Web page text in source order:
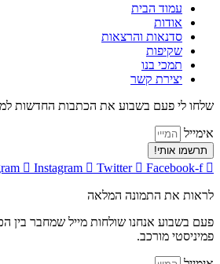
עמוד הבית
אודות
סדנאות והרצאות
שקיפות
תמכי בנו
יצירת קשר
שלחו לי פעם בשבוע את הכתבות החדשות
אימייל
תרשמו אותי!
Instagram Twitter Facebook-f
לראות את התמונה המלאה
פעם בשבוע אנחנו שולחות מייל שמחבר בין
פמיניסטי מורכב.